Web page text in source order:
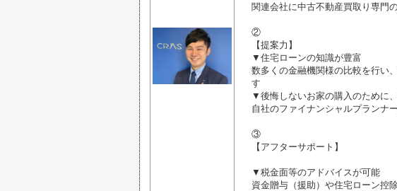
関連会社に中古不動産買取り専門
②
【提案力】
▼住宅ローンの知識が豊富
数多くの金融機関様の比較を行い
す
▼後悔しないお家の購入のために
自社のファイナンシャルプランナ
③
【アフターサポート】
▼税金面等のアドバイスが可能
資金贈与（援助）や住宅ローン控